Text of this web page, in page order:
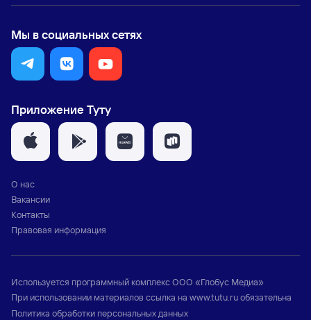
Мы в социальных сетях
Приложение Туту
О нас
Вакансии
Контакты
Правовая информация
Используется программный комплексООО «Глобус Медиа»
При использовании материалов ссылка на www.tutu.ruобязательна
Политика обработки персональных данных